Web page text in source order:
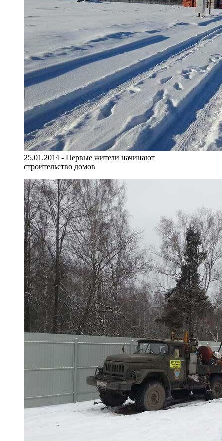
25.01.2014 - Первые жители начинают
строительство домов